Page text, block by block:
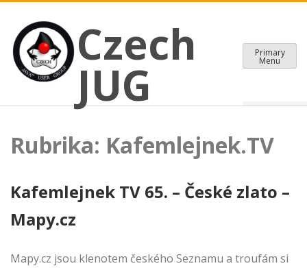
content
Czech JUG
CZECH JAVA USER GROUP
Czech
JUG
Primary
Menu
Rubrika: Kafemlejnek.TV
Kafemlejnek TV 65. – České zlato –
Mapy.cz
Mapy.cz jsou klenotem českého Seznamu a troufám si